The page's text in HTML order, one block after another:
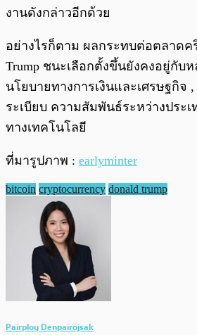
งานดังกล่าวอีกด้วย
อย่างไรก็ตาม ผลกระทบต่อตลาดค
Trump ชนะเลือกตั้งขึ้นยังคงอยู่กับ
นโยบายทางการเงินและเศรษฐกิจ
ระเบียบ ความสัมพันธ์ระหว่างประ
ทางเทคโนโลยี
ที่มารูปภาพ : earlyminter
bitcoin cryptocurrency donald trump
Pairploy Denpairojsak